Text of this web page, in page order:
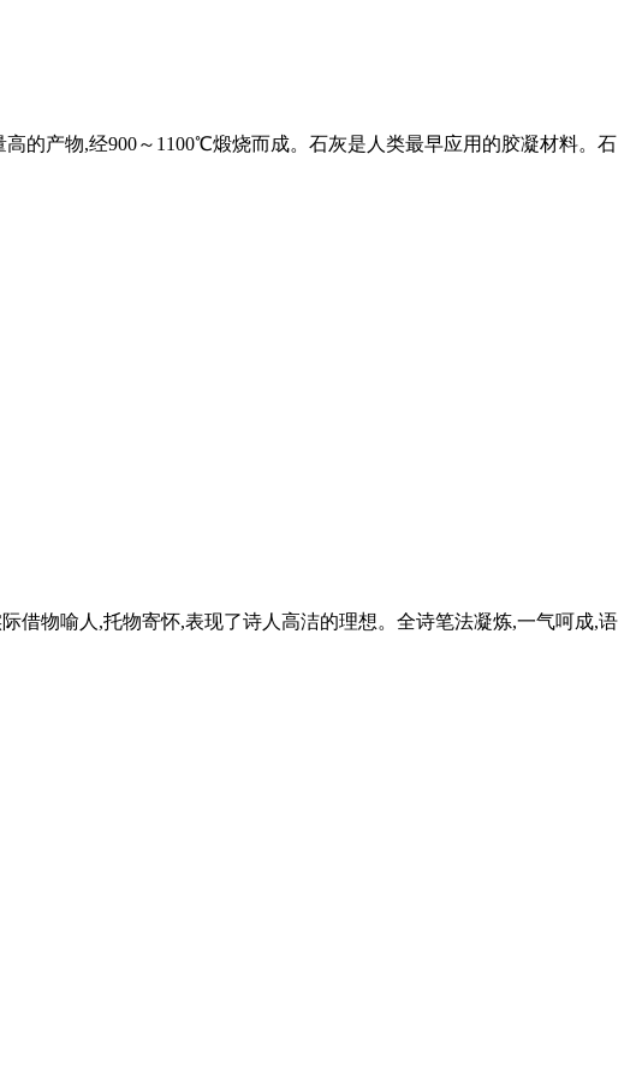
的产物,经900～1100℃煅烧而成。石灰是人类最早应用的胶凝材料。石
借物喻人,托物寄怀,表现了诗人高洁的理想。全诗笔法凝炼,一气呵成,语